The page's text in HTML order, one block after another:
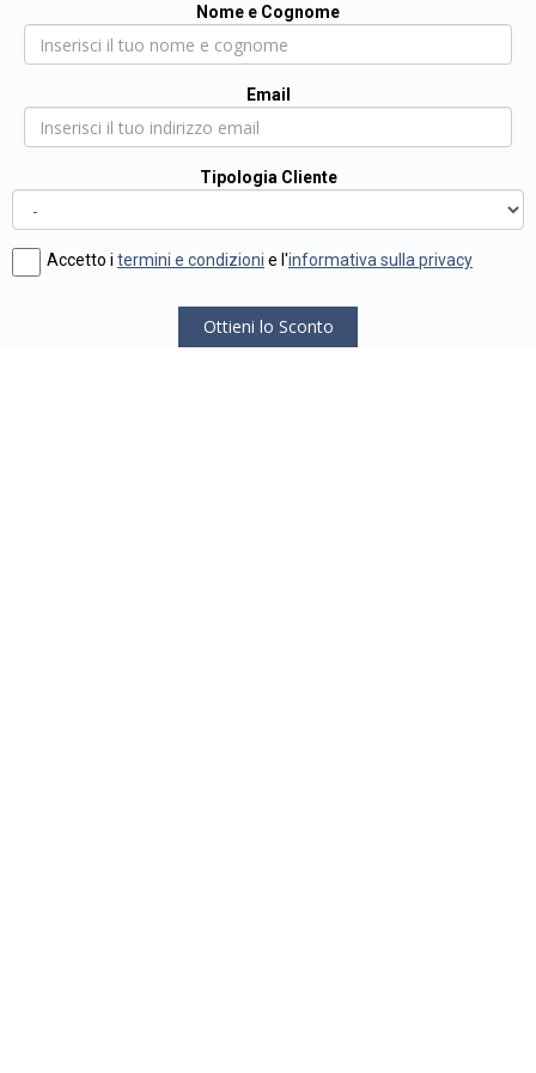
Nome e Cognome
Email
Tipologia Cliente
Accetto i termini e condizioni e l'informativa sulla privacy
Ottieni lo Sconto